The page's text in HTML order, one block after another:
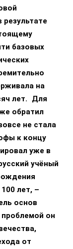
базовых
на
лет. Для
обратил
не стала
к концу
уже в
учёный
лет, –
основ
проблемой он
от